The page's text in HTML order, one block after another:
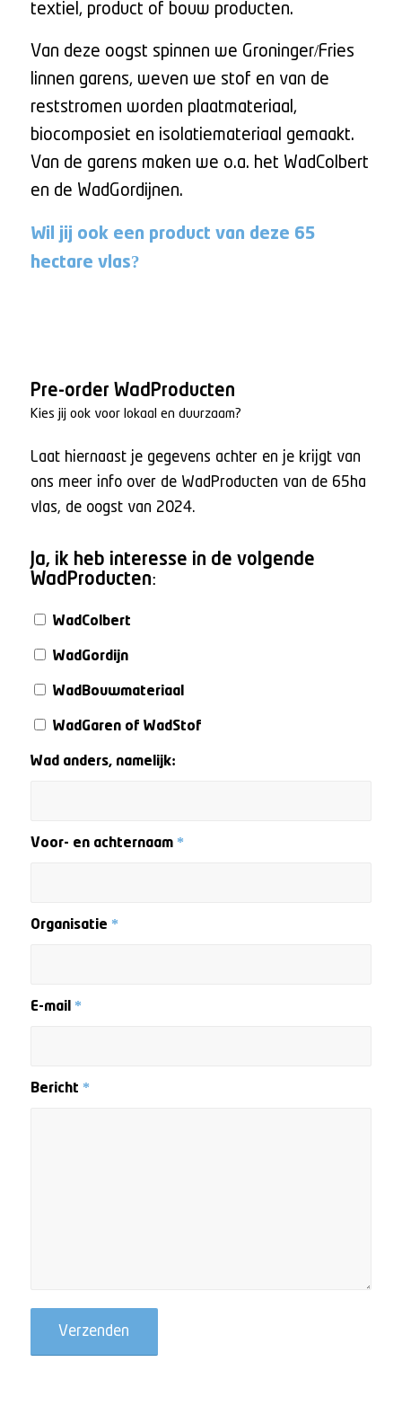
textiel, product of bouw producten.
Van deze oogst spinnen we Groninger/Fries
linnen garens, weven we stof en van de
reststromen worden plaatmateriaal,
biocomposiet en isolatiemateriaal gemaakt.
Van de garens maken we o.a. het WadColbert
en de WadGordijnen.
Wil jij ook een product van deze 65
hectare vlas?
Pre-order WadProducten
Kies jij ook voor lokaal en duurzaam?
Laat hiernaast je gegevens achter en je krijgt van
ons meer info over de WadProducten van de 65ha
vlas, de oogst van 2024.
Ja, ik heb interesse in de volgende
WadProducten:
WadColbert
WadGordijn
WadBouwmateriaal
WadGaren of WadStof
Wad anders, namelijk:
Voor- en achternaam *
Organisatie *
E-mail *
Bericht *